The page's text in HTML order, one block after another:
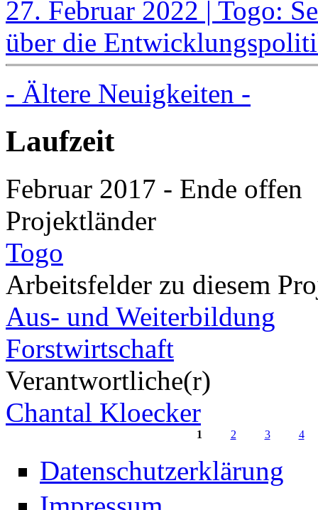
27. Februar 2022 | Togo:
über die
- Ältere Neuigkeiten -
Laufzeit
Februar 2017 - Ende offen
Projektländer
Togo
Arbeitsfelder zu diesem
Aus- und Weiterbildung
Forstwirtschaft
Verantwortliche(r)
Chantal Kloecker
1 2 3 4
Datenschutzerklärung